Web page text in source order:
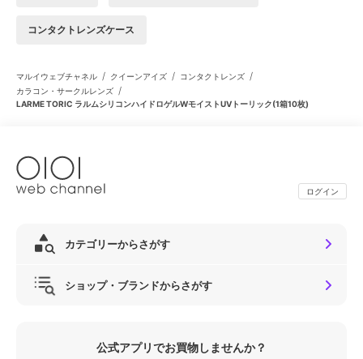
コンタクトレンズケース
マルイウェブチャネル / クイーンアイズ / コンタクトレンズ /
カラコン・サークルレンズ /
LARME TORIC ラルムシリコンハイドロゲルWモイストUVトーリック(1箱10枚)
ログイン
カテゴリーからさがす
ショップ・ブランドからさがす
公式アプリでお買物しませんか？